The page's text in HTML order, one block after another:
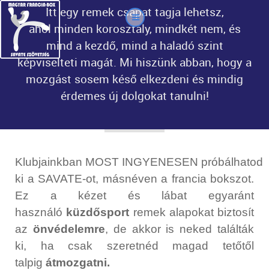
Itt egy remek csapat tagja lehetsz,
ahol minden korosztály, mindkét nem, és
mind a kezdő, mind a haladó szint
képviselteti magát. Mi hiszünk abban, hogy a
mozgást sosem késő elkezdeni és mindig
érdemes új dolgokat tanulni!
Klubjainkban MOST INGYENESEN próbálhatod
ki a SAVATE-ot, másnéven a francia bokszot.
Ez a kézet és lábat egyaránt
használó küzdősport remek alapokat biztosít
az önvédelemre, de akkor is neked találták
ki, ha csak szeretnéd magad tetőtől
talpig átmozgatni.